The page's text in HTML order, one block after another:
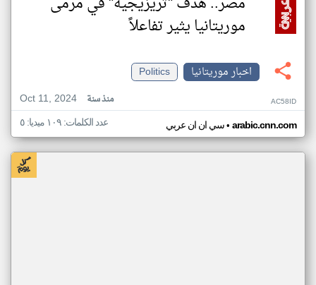
موريتانيا يثير تفاعلاً
اخبار موريتانيا
Politics
Oct 11, 2024
منذ سنة AC58ID
سي ان ان عربي• arabic.cnn.com عدد الكلمات: ١٠٩ ميديا: ٥